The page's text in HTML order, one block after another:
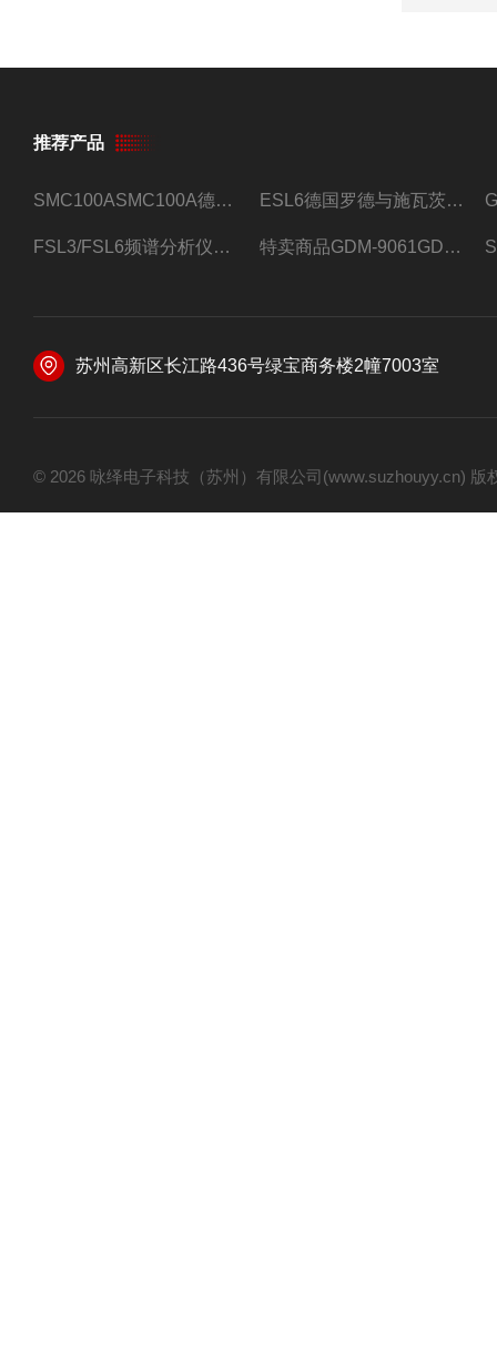
推荐产品
SMC100ASMC100A德国罗德与施瓦茨射频信号源 ESL6德国罗德与施瓦茨预认证EMI接收机
FSL3/FSL6频谱分析仪FSL3/FSL6罗德与施瓦茨 特卖商品GDM-9061GDM-9061台式万用表
苏州高新区长江路436号绿宝商务楼2幢7003室
© 2026 咏绎电子科技（苏州）有限公司(www.suzhouyy.cn)